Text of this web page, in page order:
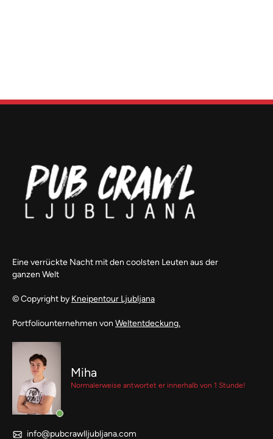
Eine verrückte Nacht mit den coolsten Leuten aus der
ganzen Welt
© Copyright by Kneipentour Ljubljana
Portfoliounternehmen von Weltentdeckung.
Miha
Normalerweise antwortet er innerhalb von 1 Stunde!
info@pubcrawlljubljana.com